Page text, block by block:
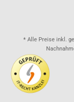
* Alle Preise inkl.